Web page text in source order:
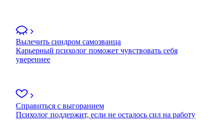
Вылечить синдром самозванца
Карьерный психолог поможет чувствовать себя
увереннее
Справиться с выгоранием
Психолог поддержит, если не осталось сил на работу